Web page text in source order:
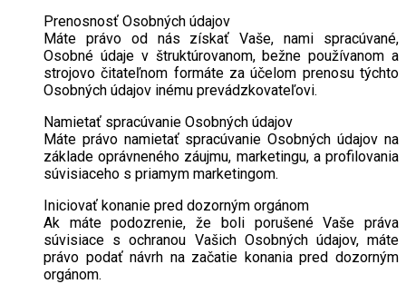
Prenosnosť Osobných údajov
Máte právo od nás získať Vaše, nami spracúvané,
Osobné údaje v štruktúrovanom, bežne používanom a
strojovo čitateľnom formáte za účelom prenosu týchto
Osobných údajov inému prevádzkovateľovi.
Namietať spracúvanie Osobných údajov
Máte právo namietať spracúvanie Osobných údajov na
základe oprávneného záujmu, marketingu, a profilovania
súvisiaceho s priamym marketingom.
Iniciovať konanie pred dozorným orgánom
Ak máte podozrenie, že boli porušené Vaše práva
súvisiace s ochranou Vašich Osobných údajov, máte
právo podať návrh na začatie konania pred dozorným
orgánom.